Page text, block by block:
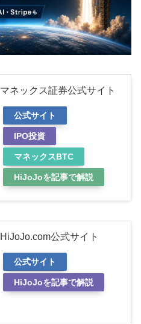
マネックス証券公式サイト
公式サイト
IPO投資
マネックスBTC
HiJoJoを記事で解説
HiJoJo.com公式サイト
公式サイト
HiJoJoを記事で解説